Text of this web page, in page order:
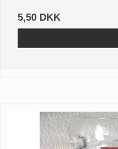
5,50 DKK